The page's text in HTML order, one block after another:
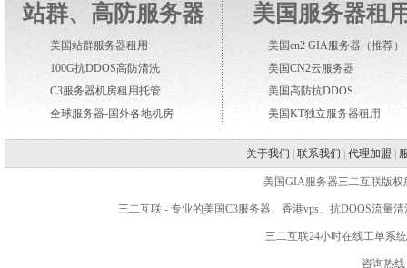
站群、高防服务器
美国站群服务器租用
100G抗DDOS高防清洗
C3服务器机房租用托管
全球服务器-国外各地机房
美国服务器租
美国cn2 GIA服务器 （推荐）
美国CN2云服务器
美国高防抗DDOS
美国KT独立服务器租用
关于我们 联系我们 代理加盟
美国GIA服务器三二互联版权
三二互联- 专业的美国C3服务器、 香港vps、抗DOOS流量
三二互联24小时在线工单系
咨询热